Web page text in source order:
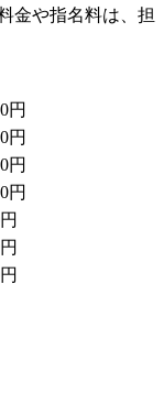
金や指名料は、担
円
円
円
円